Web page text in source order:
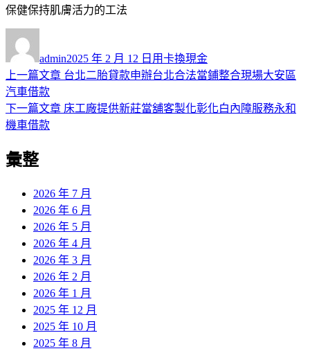
保健保持肌膚活力的工法
者
admin佈
日
2025 年 2 月 12 日 類
用卡換現金
文
章
導
覽
上一篇文章 上
篇
台北二胎貸款申辦台北合法當鋪整合現場大安區
汽車借款
下一篇文章 下
床工廠提供新莊當舖客製化彰化白內障服務永和
機車借款
彙整
2026 年 7 月
2026 年 6 月
2026 年 5 月
2026 年 4 月
2026 年 3 月
2026 年 2 月
2026 年 1 月
2025 年 12 月
2025 年 10 月
2025 年 8 月